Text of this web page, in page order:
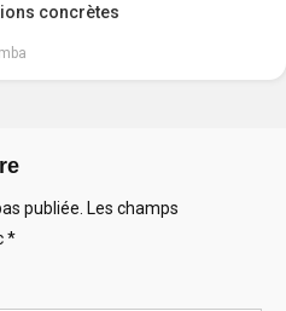
concrètes
publiée. Les champs
*